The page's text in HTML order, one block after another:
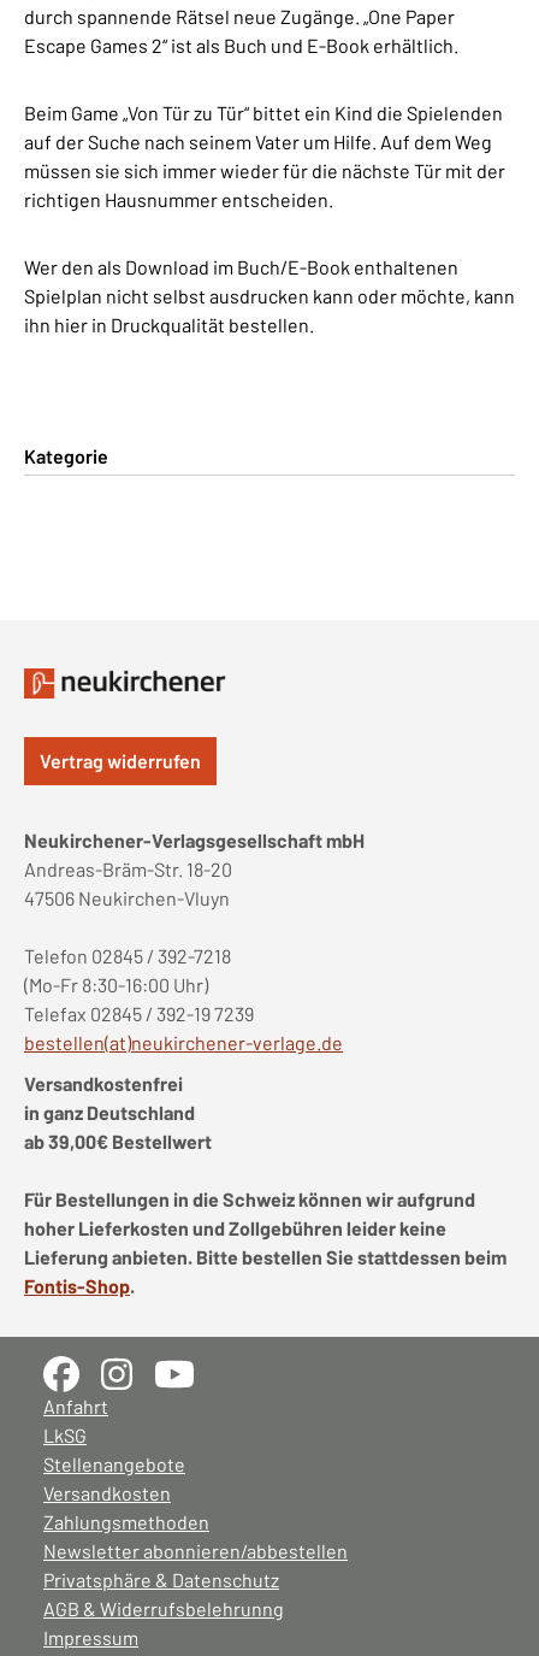
durch spannende Rätsel neue Zugänge. „One Paper
Escape Games 2“ ist als Buch und E-Book erhältlich.
Beim Game „Von Tür zu Tür“ bittet ein Kind die Spielenden
auf der Suche nach seinem Vater um Hilfe. Auf dem Weg
müssen sie sich immer wieder für die nächste Tür mit der
richtigen Hausnummer entscheiden.
Wer den als Download im Buch/E-Book enthaltenen
Spielplan nicht selbst ausdrucken kann oder möchte, kann
ihn hier in Druckqualität bestellen.
Kategorie
Vertrag widerrufen
Neukirchener-Verlagsgesellschaft mbH
Andreas-Bräm-Str. 18-20
47506 Neukirchen-Vluyn
Telefon 02845 / 392-7218
(Mo-Fr 8:30-16:00 Uhr)
Telefax 02845 / 392-19 7239
bestellen(at)neukirchener-verlage.de
Versandkostenfrei
in ganz Deutschland
ab 39,00€ Bestellwert
Für Bestellungen in die Schweiz können wir aufgrund
hoher Lieferkosten und Zollgebühren leider keine
Lieferung anbieten. Bitte bestellen Sie stattdessen beim
Fontis-Shop.
Anfahrt
LkSG
Stellenangebote
Versandkosten
Zahlungsmethoden
Newsletter abonnieren/abbestellen
Privatsphäre & Datenschutz
AGB & Widerrufsbelehrunng
Impressum